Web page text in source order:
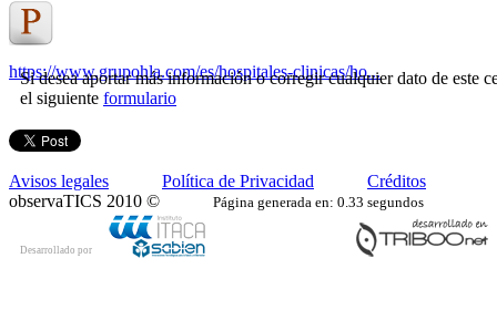
https://www.grupohla.com/es/hospitales-clinicas/ho...
Si desea aportar más información o corregir cualquier dato de este
el siguiente formulario
Avisos legales Política de Privacidad
Créditos
observaTICS 2010 ©
Página generada en: 0.33 segundos
Desarrollado por